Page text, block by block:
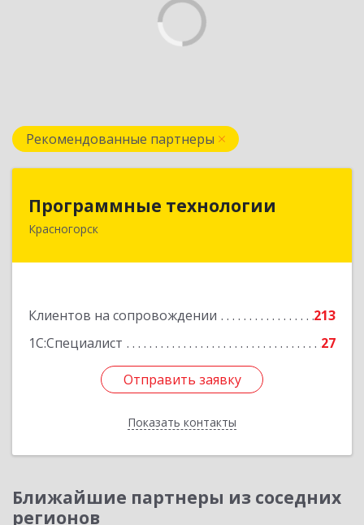
Рекомендованные партнеры
Программные технологии
Красногорск
Клиентов на сопровождении
213
1С:Специалист
27
Отправить заявку
Показать контакты
143408, Московская обл, Красногорский р-н,
Отправить заявку
Назад
Ближайшие партнеры из соседних
регионов